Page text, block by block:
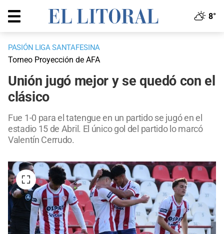
8°
PASIÓN LIGA SANTAFESINA
Torneo Proyección de AFA
Unión jugó mejor y se quedó con el
clásico
Fue 1-0 para el tatengue en un partido se jugó en el
estadio 15 de Abril. El único gol del partido lo marcó
Valentín Cerrudo.